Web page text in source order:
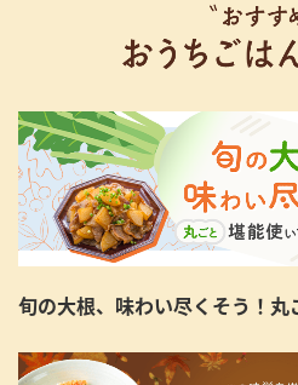
旬の大根、味わい尽くそう！